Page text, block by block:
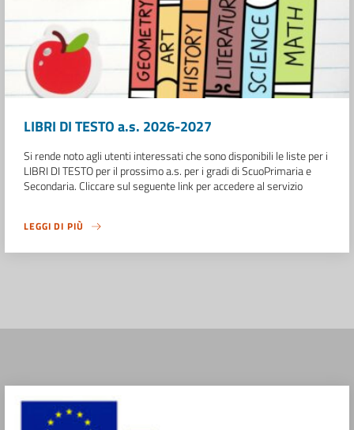
LIBRI DI TESTO a.s. 2026-2027
Si rende noto agli utenti interessati che sono disponibili le liste per i
LIBRI DI TESTO per il prossimo a.s. per i gradi di ScuoPrimaria e
Secondaria. Cliccare sul seguente link per accedere al servizio
LEGGI DI PIÙ